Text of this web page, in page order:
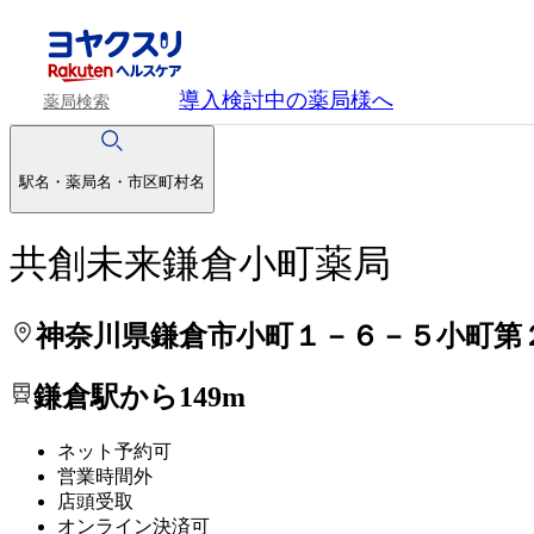
薬局検索 導入検討中の薬局様へ
駅名・薬局名・市区町村名
共創未来鎌倉小町薬局
神奈川県鎌倉市小町１－６－５小町第
鎌倉駅から149m
ネット予約可
営業時間外
店頭受取
オンライン決済可
処方せんを送って待ち時間を短く！
処方せんを送って待ち時間を短く！